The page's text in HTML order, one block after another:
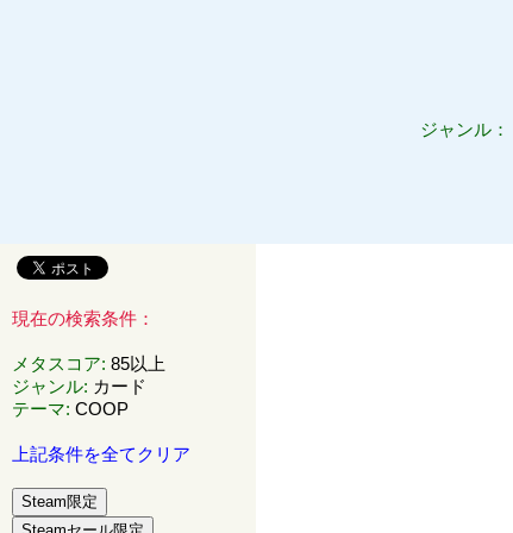
ジャンル：
現在の検索条件：
メタスコア: 85以上
ジャンル: カード
テーマ: COOP
上記条件を全てクリア